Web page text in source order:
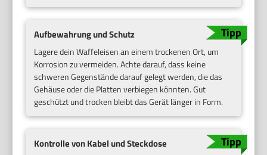
Aufbewahrung und Schutz
Lagere dein Waffeleisen an einem trockenen Ort, um
Korrosion zu vermeiden. Achte darauf, dass keine
schweren Gegenstände darauf gelegt werden, die das
Gehäuse oder die Platten verbiegen könnten. Gut
geschützt und trocken bleibt das Gerät länger in Form.
Kontrolle von Kabel und Steckdose